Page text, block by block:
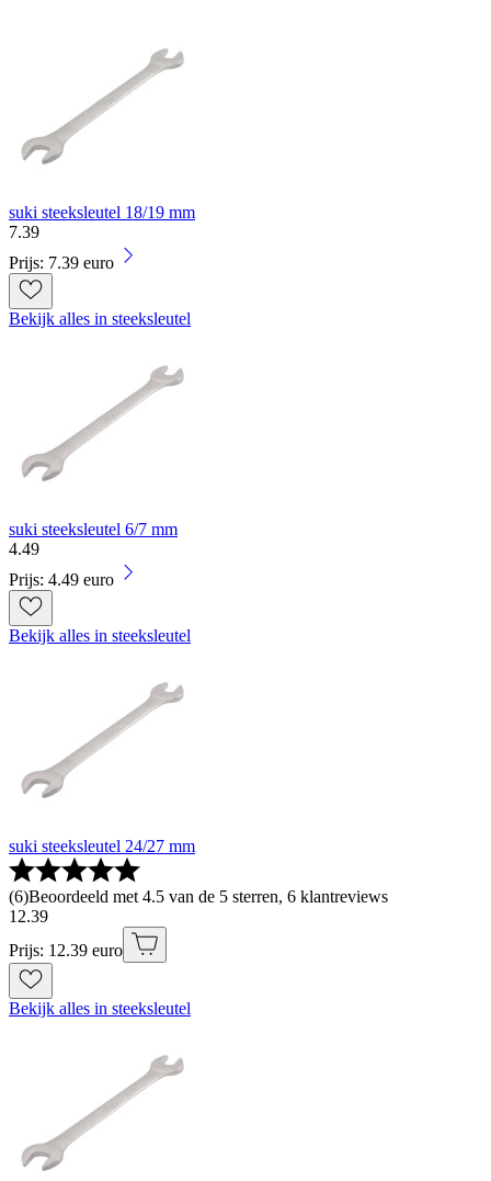
suki steeksleutel 18/19 mm
7.39
Prijs: 7.39 euro
Bekijk alles in steeksleutel
suki steeksleutel 6/7 mm
4.49
Prijs: 4.49 euro
Bekijk alles in steeksleutel
suki steeksleutel 24/27 mm
(6)Beoordeeld met 4.5 van de 5 sterren, 6 klantreviews
12.39
Prijs: 12.39 euro
Bekijk alles in steeksleutel